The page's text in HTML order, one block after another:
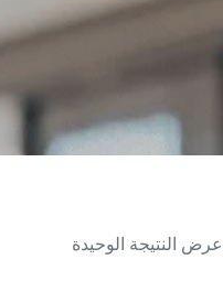
عرض النتيجة الوحيدة